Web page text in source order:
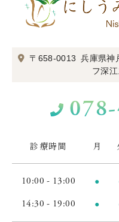
〒658-0013 兵庫県神
フ深
診療時間 月
10:00 - 13:00 ●
14:30 - 19:00 ●